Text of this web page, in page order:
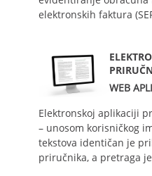
elektronskih faktura
WEB
Elektronskoj aplikaciji
– unosom korisničkog
tekstova identičan je
priručnika, a pretraga